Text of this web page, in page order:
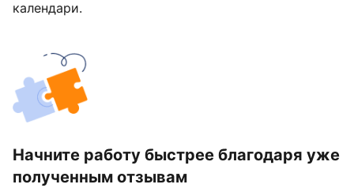
календари.
Начните работу быстрее благодаря уже
полученным отзывам